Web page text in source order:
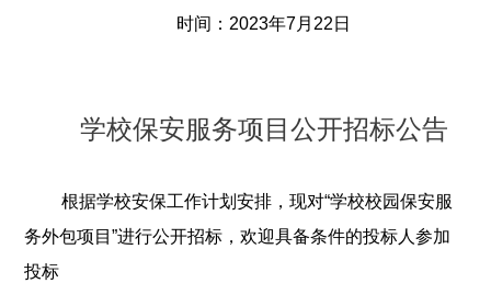
时间：2023年7月22日
学校保安服务项目公开招标公告
根据学校安保工作计划安排，现对“学校校园保安服
务外包项目”进行公开招标，欢迎具备条件的投标人参加
投标